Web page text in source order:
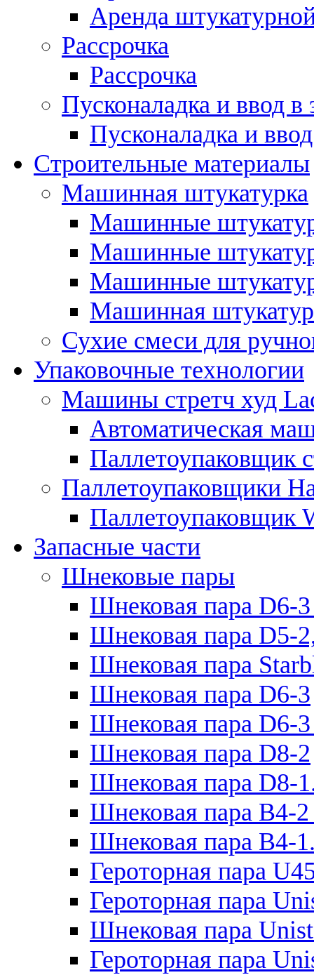
Аренда
Рассрочка
Рассрочка
Пусконаладка и ввод в
Пусконаладка и
Строительные материалы
Машинная штукатурка
Машинные
Машинные
Машинные
Машинная
Сухие смеси для
Упаковочные технологии
Машины стретч худ
Автоматическая
Паллетоупаковщик
Паллетоупаковщики
Паллетоупаковщик
Запасные части
Шнековые пары
Шнековая пара D6-
Шнековая пара D5-
Шнековая пара
Шнековая пара D6-3
Шнековая пара D6-
Шнековая пара D8-2
Шнековая пара D8-
Шнековая пара B4-
Шнековая пара B4-
Героторная пара
Героторная пара
Шнековая пара
Героторная пара